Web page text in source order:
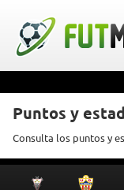
Puntos y
Consulta los puntos y